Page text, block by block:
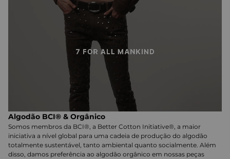
Algodão BCI® & Orgânico
Somos membros da BCI®, a Better Cotton Initiative®, a maior
iniciativa a nível global para uma cadeia de produção do algodão
totalmente sustentável, tanto ambiental quanto socialmente. Além
disso, damos preferência ao algodão orgânico em nossas peças